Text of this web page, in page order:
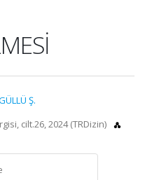
Ş.
cilt.26, 2024 (TRDizin)